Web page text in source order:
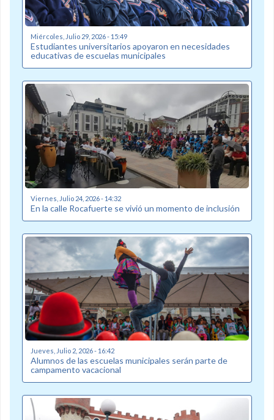
Miércoles, Julio 29, 2026 - 15:49
Estudiantes universitarios apoyaron en necesidades
educativas de escuelas municipales
Viernes, Julio 24, 2026 - 14:32
En la calle Rocafuerte se vivió un momento de inclusión
Jueves, Julio 2, 2026 - 16:42
Alumnos de las escuelas municipales serán parte de
campamento vacacional